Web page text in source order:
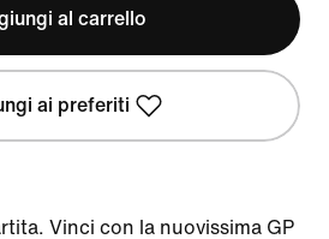
al carrello
ai preferiti
Vinci con la nuovissima GP